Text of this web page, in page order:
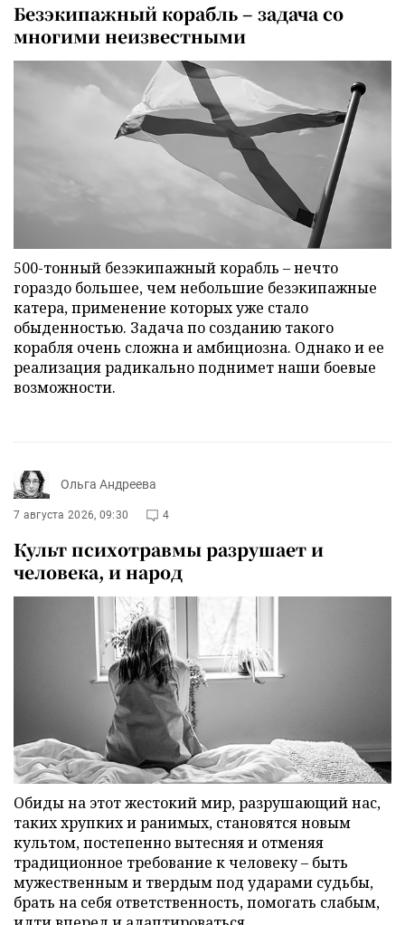
Безэкипажный корабль – задача со
многими неизвестными
500-тонный безэкипажный корабль – нечто
гораздо большее, чем небольшие безэкипажные
катера, применение которых уже стало
обыденностью. Задача по созданию такого
корабля очень сложна и амбициозна. Однако и ее
реализация радикально поднимет наши боевые
возможности.
Ольга Андреева
7 августа 2026, 09:30 4
Культ психотравмы разрушает и
человека, и народ
Обиды на этот жестокий мир, разрушающий нас,
таких хрупких и ранимых, становятся новым
культом, постепенно вытесняя и отменяя
традиционное требование к человеку – быть
мужественным и твердым под ударами судьбы,
брать на себя ответственность, помогать слабым,